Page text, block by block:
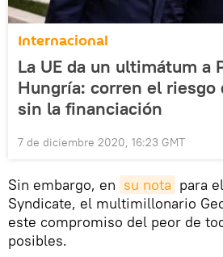
Internacional
La UE da un ultimátum a
Hungría: corren el riesgo
sin la financiación
7 de diciembre 2020, 16:23 GMT
Sin embargo, en su nota para
Syndicate, el multimillonario
este compromiso del peor de
posibles.